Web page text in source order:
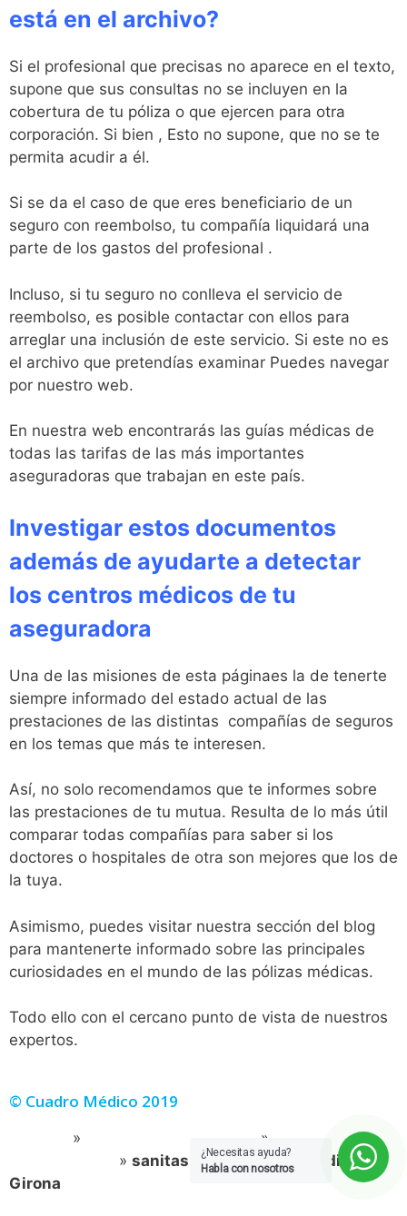
¿Necesitas ayuda?
Habla con nosotros
está en el archivo?
Si el profesional que precisas no aparece en el texto,
supone que sus consultas no se incluyen en la
cobertura de tu póliza o que ejercen para otra
corporación. Si bien , Esto no supone, que no se te
permita acudir a él.
Si se da el caso de que eres beneficiario de un
seguro con reembolso, tu compañía liquidará una
parte de los gastos del profesional .
Incluso, si tu seguro no conlleva el servicio de
reembolso, es posible contactar con ellos para
arreglar una inclusión de este servicio. Si este no es
el archivo que pretendías examinar Puedes navegar
por nuestro web.
En nuestra web encontrarás las guías médicas de
todas las tarifas de las más importantes
aseguradoras que trabajan en este país.
Investigar estos documentos
además de ayudarte a detectar
los centros médicos de tu
aseguradora
Una de las misiones de esta páginaes la de tenerte
siempre informado del estado actual de las
prestaciones de las distintas compañías de seguros
en los temas que más te interesen.
Así, no solo recomendamos que te informes sobre
las prestaciones de tu mutua. Resulta de lo más útil
comparar todas compañías para saber si los
doctores o hospitales de otra son mejores que los de
la tuya.
Asimismo, puedes visitar nuestra sección del blog
para mantenerte informado sobre las principales
curiosidades en el mundo de las pólizas médicas.
Todo ello con el cercano punto de vista de nuestros
expertos.
© Cuadro Médico 2019
» »
Sanitas Cuadro
» sanitas dental cuadro medico
Girona